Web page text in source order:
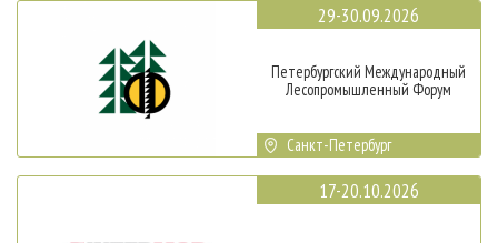
29-30.09.2026
Петербургский Международный
Лесопромышленный Форум
Санкт-Петербург
17-20.10.2026